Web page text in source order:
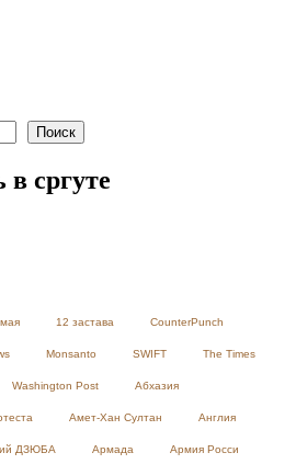
Поиск
в сргуте
12 застава CounterPunch
Monsanto SWIFT The Times
Washington Post Абхазия
Амет-Хан Султан Англия
ДЗЮБА Армада Армия Росси